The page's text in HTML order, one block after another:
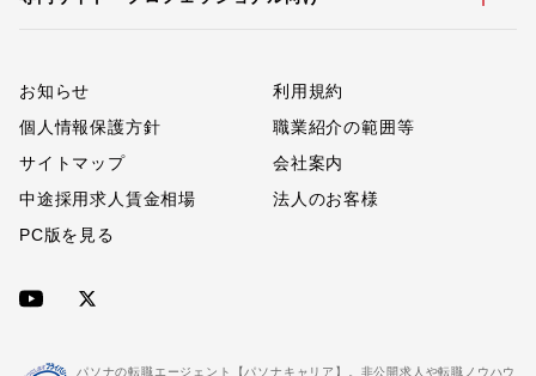
お知らせ
利用規約
個人情報保護方針
職業紹介の範囲等
サイトマップ
会社案内
中途採用求人賃金相場
法人のお客様
PC版を見る
パソナの転職エージェント【パソナキャリア】。非公開求人や転職ノウハウ